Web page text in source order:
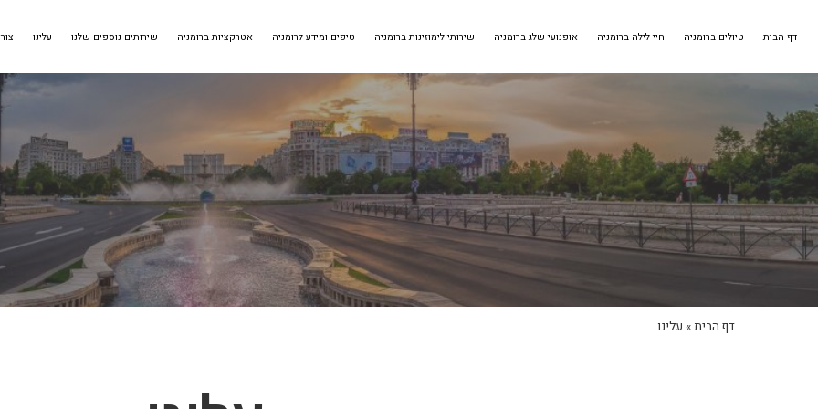
דף הבית טיולים ברומניה חיי לילה ברומניה אופנועי שלג ברומניה שירותי לימוזינות ברומניה טיפים ומידע לרומניה אטרקציות ברומניה שירותים נוספים שלנו עלינו
דף הבית» עלינו